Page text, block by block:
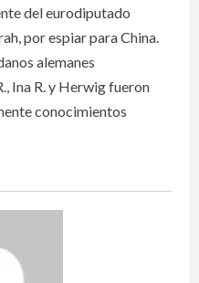
del eurodiputado
por espiar para China.
alemanes
Ina R. y Herwig fueron
conocimientos